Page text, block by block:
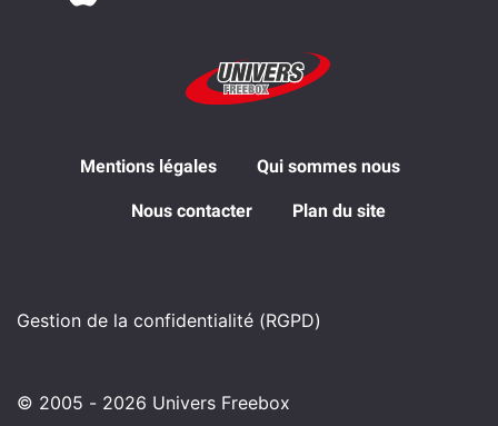
Mentions légales Qui sommes nous
Nous contacter Plan du site
Gestion de la confidentialité (RGPD)
© 2005 - 2026 Univers Freebox